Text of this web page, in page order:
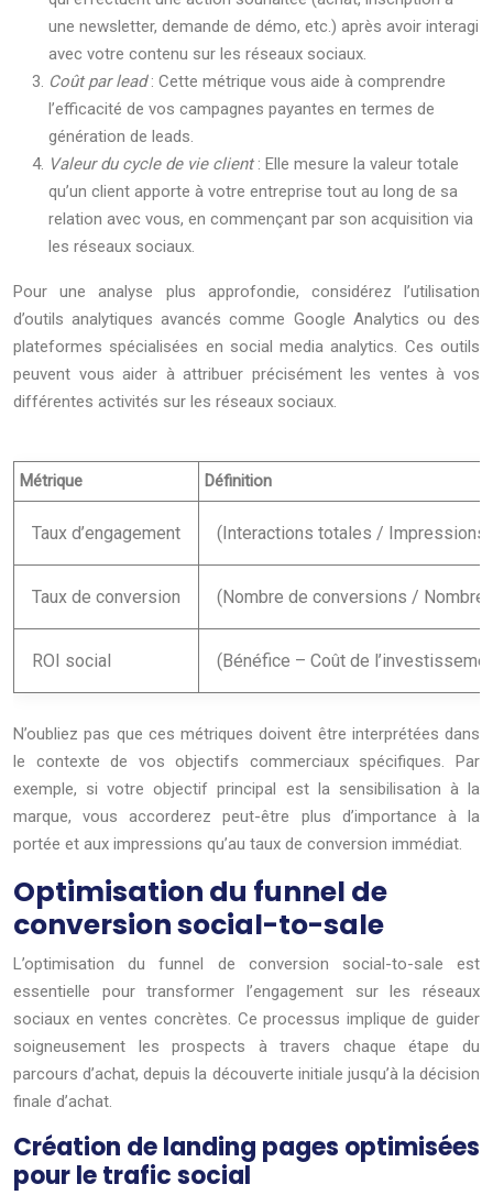
une newsletter, demande de démo, etc.) après avoir interagi
avec votre contenu sur les réseaux sociaux.
Coût par lead: Cette métrique vous aide à comprendre
l’efficacité de vos campagnes payantes en termes de
génération de leads.
Valeur du cycle de vie client: Elle mesure la valeur totale
qu’un client apporte à votre entreprise tout au long de sa
relation avec vous, en commençant par son acquisition via
les réseaux sociaux.
Pour une analyse plus approfondie, considérez l’utilisation
d’outils analytiques avancés comme Google Analytics ou des
plateformes spécialisées en social media analytics. Ces outils
peuvent vous aider à attribuer précisément les ventes à vos
différentes activités sur les réseaux sociaux.
Métrique Définition
Taux d’engagement (Interactions totales / Impressions
Taux de conversion (Nombre de conversions /
ROI social (Bénéfice – Coût de
N’oubliez pas que ces métriques doivent être interprétées dans
le contexte de vos objectifs commerciaux spécifiques. Par
exemple, si votre objectif principal est la sensibilisation à la
marque, vous accorderez peut-être plus d’importance à la
portée et aux impressions qu’au taux de conversion immédiat.
Optimisation du funnel de
conversion social-to-sale
L’optimisation du funnel de conversion social-to-sale est
essentielle pour transformer l’engagement sur les réseaux
sociaux en ventes concrètes. Ce processus implique de guider
soigneusement les prospects à travers chaque étape du
parcours d’achat, depuis la découverte initiale jusqu’à la décision
finale d’achat.
Création de landing pages optimisées
pour le trafic social